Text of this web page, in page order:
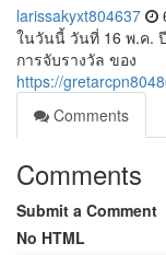
larissakyxt804637
ในวันนี้ วันที่ 16 พ.ค.
การจับรางวัล ของ
https://
Comments
Comments
Submit a Comment
No HTML